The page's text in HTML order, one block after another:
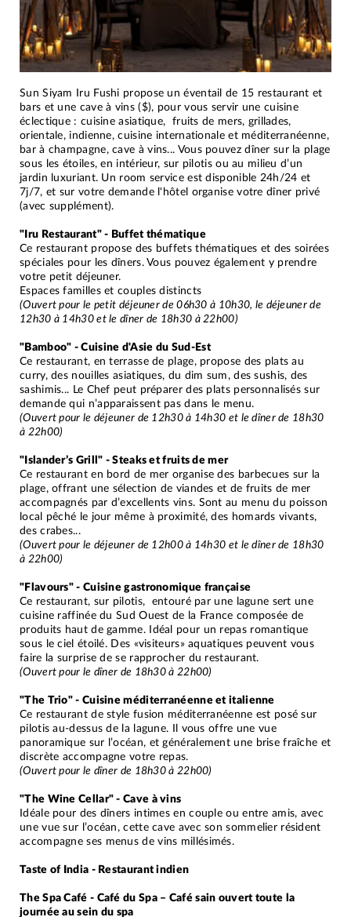
Sun Siyam Iru Fushi propose un éventail de 15 restaurant et
bars et une cave à vins ($), pour vous servir une cuisine
éclectique : cuisine asiatique, fruits de mers, grillades,
orientale, indienne, cuisine internationale et méditerranéenne,
bar à champagne, cave à vins... Vous pouvez dîner sur la plage
sous les étoiles, en intérieur, sur pilotis ou au milieu d’un
jardin luxuriant. Un room service est disponible 24h/24 et
7j/7, et sur votre demande l'hôtel organise votre dîner privé
(avec supplément).
"Iru Restaurant" - Buffet thématique
Ce restaurant propose des buffets thématiques et des soirées
spéciales pour les dîners. Vous pouvez également y prendre
votre petit déjeuner.
Espaces familles et couples distincts
(Ouvert pour le petit déjeuner de 06h30 à 10h30, le déjeuner de
12h30 à 14h30 et le dîner de 18h30 à 22h00)
"Bamboo" - Cuisine d'Asie du Sud-Est
Ce restaurant, en terrasse de plage, propose des plats au
curry, des nouilles asiatiques, du dim sum, des sushis, des
sashimis... Le Chef peut préparer des plats personnalisés sur
demande qui n’apparaissent pas dans le menu.
(Ouvert pour le déjeuner de 12h30 à 14h30 et le dîner de 18h30
à 22h00)
"Islander’s Grill" - Steaks et fruits de mer
Ce restaurant en bord de mer organise des barbecues sur la
plage, offrant une sélection de viandes et de fruits de mer
accompagnés par d’excellents vins. Sont au menu du poisson
local pêché le jour même à proximité, des homards vivants,
des crabes...
(Ouvert pour le déjeuner de 12h00 à 14h30 et le dîner de 18h30
à 22h00)
"Flavours" - Cuisine gastronomique française
Ce restaurant, sur pilotis, entouré par une lagune sert une
cuisine raffinée du Sud Ouest de la France composée de
produits haut de gamme. Idéal pour un repas romantique
sous le ciel étoilé. Des «visiteurs» aquatiques peuvent vous
faire la surprise de se rapprocher du restaurant.
(Ouvert pour le dîner de 18h30 à 22h00)
"The Trio" - Cuisine méditerranéenne et italienne
Ce restaurant de style fusion méditerranéenne est posé sur
pilotis au-dessus de la lagune. Il vous offre une vue
panoramique sur l’océan, et généralement une brise fraîche et
discrète accompagne votre repas.
(Ouvert pour le dîner de 18h30 à 22h00)
"The Wine Cellar" - Cave à vins
Idéale pour des dîners intimes en couple ou entre amis, avec
une vue sur l’océan, cette cave avec son sommelier résident
accompagne ses menus de vins millésimés.
Taste of India - Restaurant indien
The Spa Café - Café du Spa – Café sain ouvert toute la
journée au sein du spa